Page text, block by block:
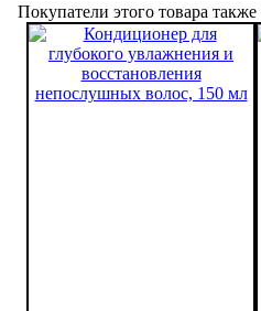
Покупатели этого товара